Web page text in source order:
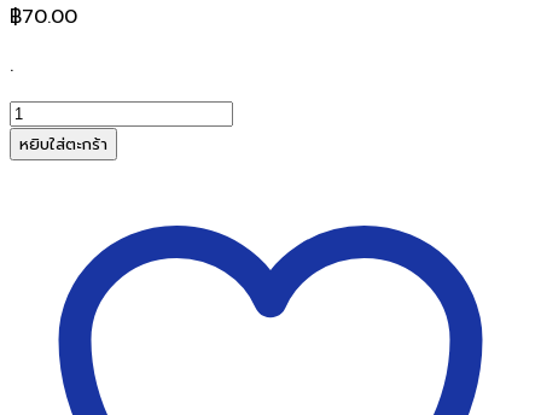
฿70.00
.
จำนวน
ถุง
ขยะ
หยิบใส่ตะกร้า